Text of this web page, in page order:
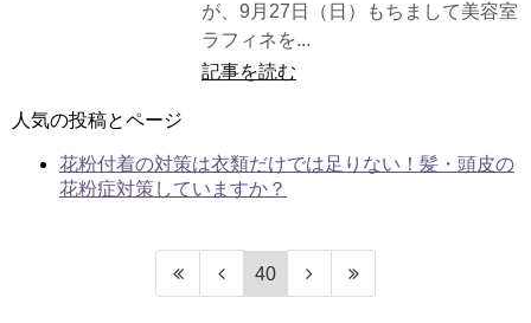
が、9月27日（日）もちまして美容室
ラフィネを...
記事を読む
人気の投稿とページ
花粉付着の対策は衣類だけでは足りない！髪・頭皮の
花粉症対策していますか？
40